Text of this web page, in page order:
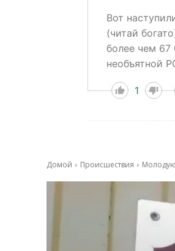
Вот
(читай
более чем 67
необъятной
1